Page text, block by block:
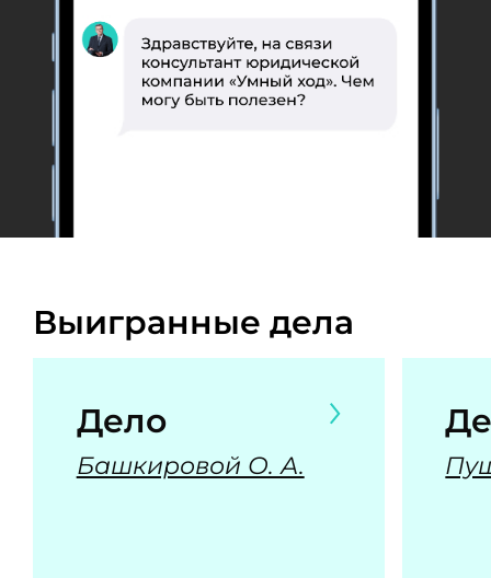
Выигранные дела
Дело
Башкировой О. А.